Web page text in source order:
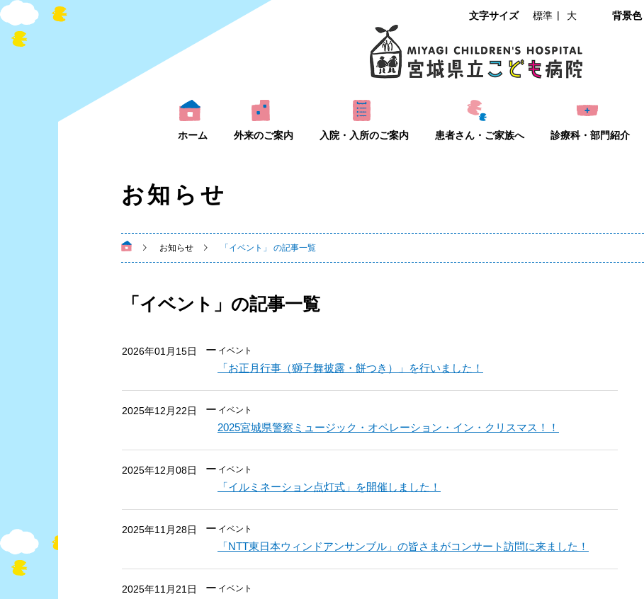
文字サイズ 標準 大 背景色
ホーム 外来のご案内 入院・入所のご案内 患者さん・ご家族へ 診療科・部門紹介
お知らせ
お知らせ 「イベント」 の記事一覧
「イベント」の記事一覧
2026年01月15日 イベント
「お正月行事（獅子舞披露・餅つき）」を行いました！
2025年12月22日 イベント
2025宮城県警察ミュージック・オペレーション・イン・クリスマス！！
2025年12月08日 イベント
「イルミネーション点灯式」を開催しました！
2025年11月28日 イベント
「NTT東日本ウィンドアンサンブル」の皆さまがコンサート訪問に来ました！
2025年11月21日 イベント